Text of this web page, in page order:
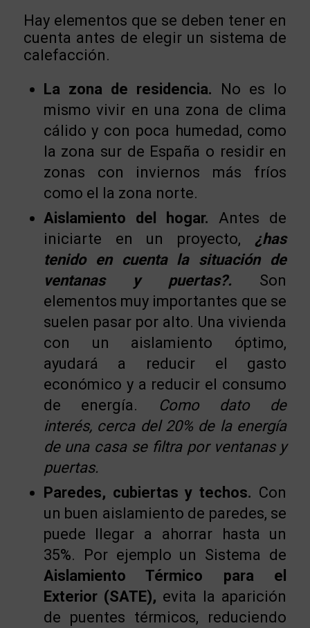
Hay elementos que se deben tener en
cuenta antes de elegir un sistema de
calefacción.
La zona de residencia. No es lo
mismo vivir en una zona de clima
cálido y con poca humedad, como
la zona sur de España o residir en
zonas con inviernos más fríos
como el la zona norte.
Aislamiento del hogar. Antes de
iniciarte en un proyecto, ¿has
tenido en cuenta la situación de
ventanas y puertas?.
Son
elementos muy importantes que se
suelen pasar por alto. Una vivienda
con un aislamiento óptimo,
ayudará a reducir el gasto
económico y a reducir el consumo
de energía.
Como dato de
interés,cerca del 20% de la energía
de una casa se filtra por ventanas y
puertas.
Paredes, cubiertas y techos. Con
un buen aislamiento de paredes, se
puede llegar a ahorrar hasta un
35%. Por ejemplo un Sistema de
Aislamiento Térmico para el
Exterior (SATE), evita la aparición
de puentes térmicos, reduciendo